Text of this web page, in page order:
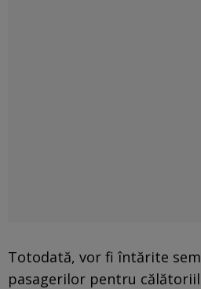
Totodată, vor fi întărite
pasagerilor pentru